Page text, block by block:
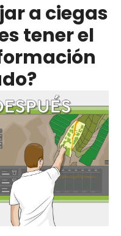
a ciegas
tener el